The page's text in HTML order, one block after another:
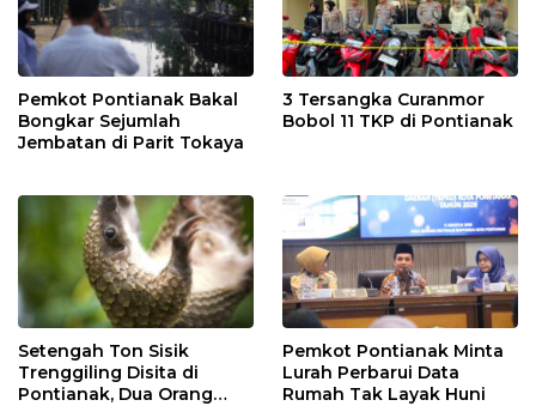
Pemkot Pontianak Bakal
Bongkar Sejumlah
Jembatan di Parit Tokaya
3 Tersangka Curanmor
Bobol 11 TKP di Pontianak
Setengah Ton Sisik
Trenggiling Disita di
Pontianak, Dua Orang
Pemkot Pontianak Minta
Lurah Perbarui Data
Rumah Tak Layak Huni